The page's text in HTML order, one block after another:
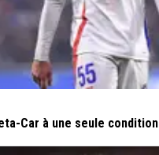
Car à une seule condition